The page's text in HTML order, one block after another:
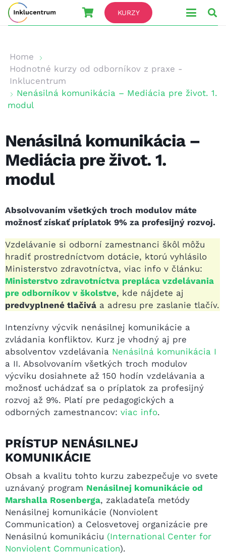
KURZY
Home
Hodnotné kurzy od odborníkov z praxe -
Inklucentrum
Nenásilná komunikácia – Mediácia pre život. 1.
modul
Nenásilná komunikácia –
Mediácia pre život. 1.
modul
Absolvovaním všetkých troch modulov máte
možnosť získať príplatok 9% za profesijný rozvoj.
Vzdelávanie si odborní zamestnanci škôl môžu
hradiť prostredníctvom dotácie, ktorú vyhlásilo
Ministerstvo zdravotníctva, viac info v článku:
Ministerstvo zdravotníctva prepláca vzdelávania
pre odborníkov v školstve, kde nájdete aj
predvyplnené tlačivá a adresu pre zaslanie tlačív.
Intenzívny výcvik nenásilnej komunikácie a
zvládania konfliktov. Kurz je vhodný aj pre
absolventov vzdelávania Nenásilná komunikácia I
a II. Absolvovaním všetkých troch modulov
výcviku dosiahnete až 150 hodín vzdelávania a
možnosť uchádzať sa o príplatok za profesijný
rozvoj až 9%. Platí pre pedagogických a
odborných zamestnancov: viac info.
PRÍSTUP NENÁSILNEJ
KOMUNIKÁCIE
Obsah a kvalitu tohto kurzu zabezpečuje vo svete
uznávaný program Nenásilnej komunikácie od
Marshalla Rosenberga, zakladateľa metódy
Nenásilnej komunikácie (Nonviolent
Communication) a Celosvetovej organizácie pre
Nenásilnú komunikáciu (International Center for
Nonviolent Communication).